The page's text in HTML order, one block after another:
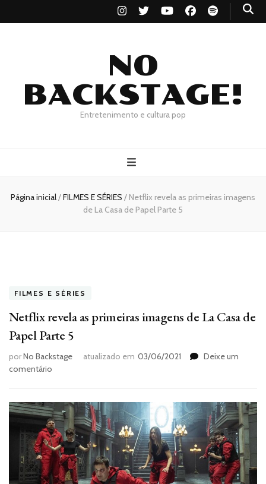
NO
BACKSTAGE!
Entretenimento e cultura pop
Página inicial/FILMES E SÉRIES / Netflix revela as primeiras imagens
de La Casa de Papel Parte 5
FILMES E SÉRIES
Netflix revela as primeiras imagens de La Casa de
Papel Parte 5
porNo Backstage atualizado em 03/06/2021
Deixe um
comentário
as
primeiras
imagens
de
La
Casa
de